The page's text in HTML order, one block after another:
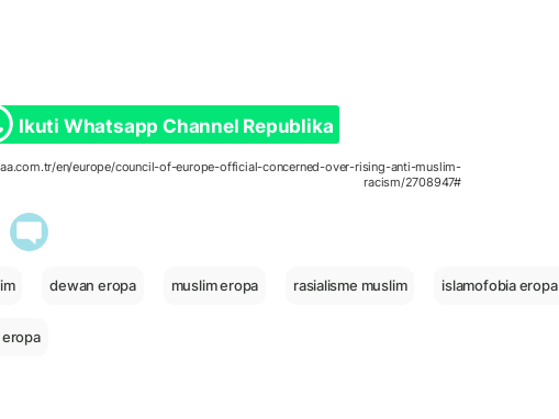
Ikuti Whatsapp Channel Republika
en/europe/council-of-europe-official-concerned-over-rising-anti-muslim-
racism/2708947#
dewan eropa muslim eropa rasialisme muslim islamofobia eropa